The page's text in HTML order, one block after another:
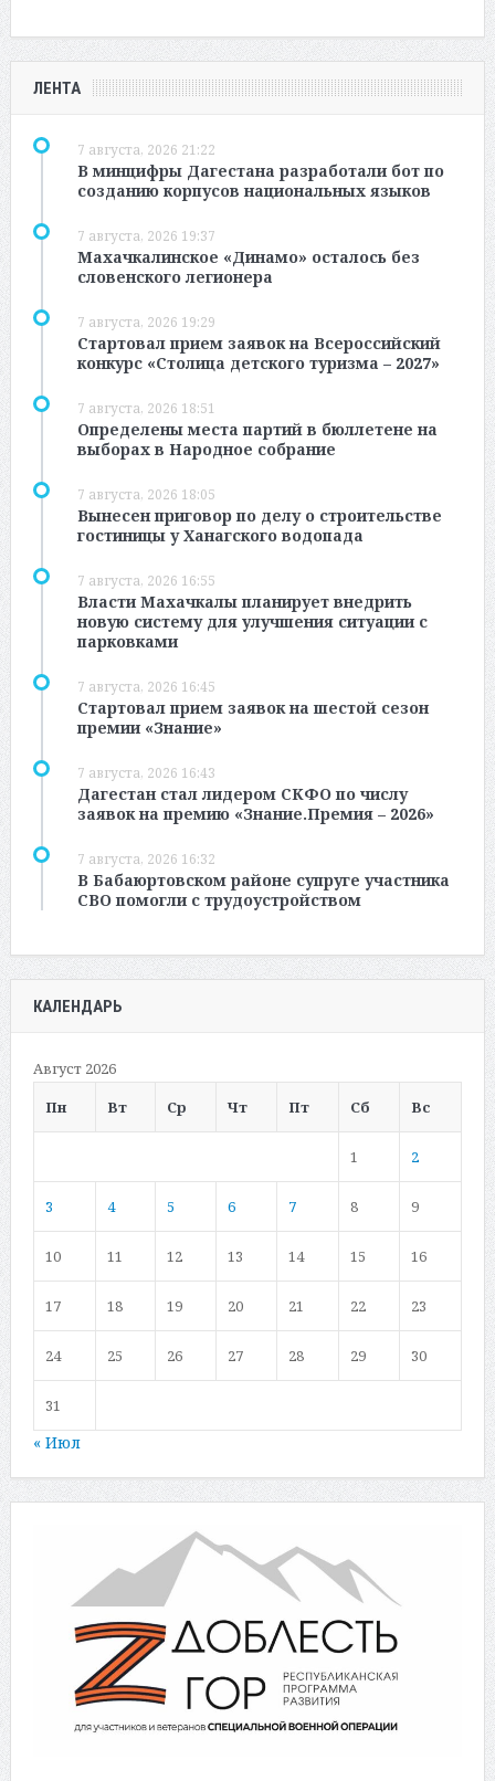
ЛЕНТА
7 августа, 2026 21:22
В минцифры Дагестана разработали бот по
созданию корпусов национальных языков
7 августа, 2026 19:37
Махачкалинское «Динамо» осталось без
словенского легионера
7 августа, 2026 19:29
Стартовал прием заявок на Всероссийский
конкурс «Столица детского туризма – 2027»
7 августа, 2026 18:51
Определены места партий в бюллетене на
выборах в Народное собрание
7 августа, 2026 18:05
Вынесен приговор по делу о строительстве
гостиницы у Ханагского водопада
7 августа, 2026 16:55
Власти Махачкалы планирует внедрить
новую систему для улучшения ситуации с
парковками
7 августа, 2026 16:45
Стартовал прием заявок на шестой сезон
премии «Знание»
7 августа, 2026 16:43
Дагестан стал лидером СКФО по числу
заявок на премию «Знание.Премия – 2026»
7 августа, 2026 16:32
В Бабаюртовском районе супруге участника
СВО помогли с трудоустройством
КАЛЕНДАРЬ
Август 2026
Пн
Вт Ср Чт Пт Сб Вс
1 2
3 4 5 6 7 8 9
10 11 12 13 14 15 16
17 18 19 20 21 22 23
24 25 26 27 28 29 30
31
« Июл